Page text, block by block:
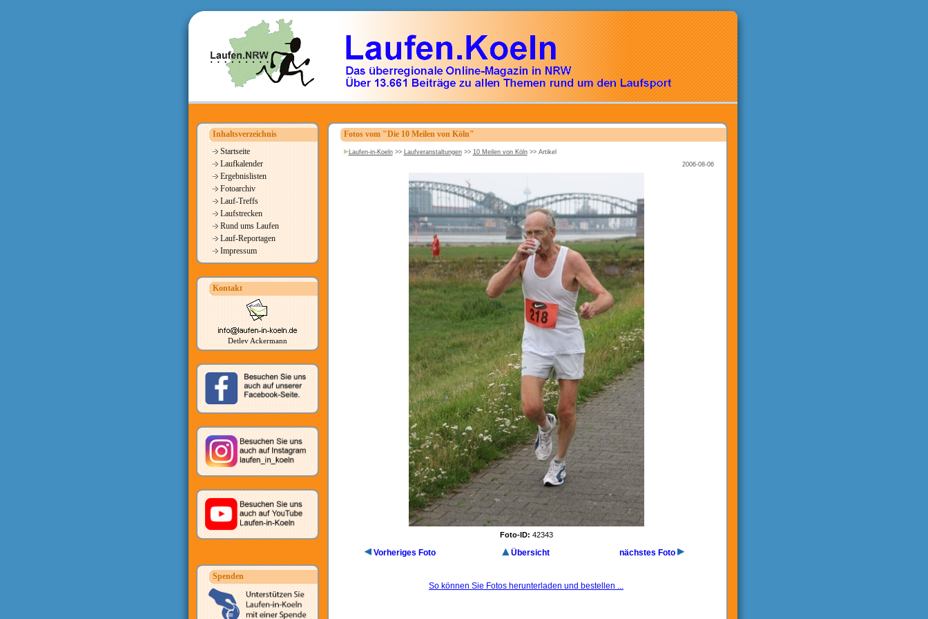
Inhaltsverzeichnis
Startseite
Laufkalender
Ergebnislisten
Fotoarchiv
Lauf-Treffs
Laufstrecken
Rund ums Laufen
Lauf-Reportagen
Impressum
Kontakt
Detlev Ackermann
Spenden
Fotos vom "Die 10 Meilen von Köln"
Laufen-in-Koeln>> Laufveranstaltungen>> 10 Meilen von Köln>> Artikel
2006-08-06
Foto-ID: 42343
Vorheriges Foto Übersicht nächstes Foto
So können Sie Fotos herunterladen und bestellen ...